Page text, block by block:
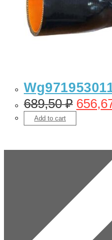
689,50₽
Add to cart